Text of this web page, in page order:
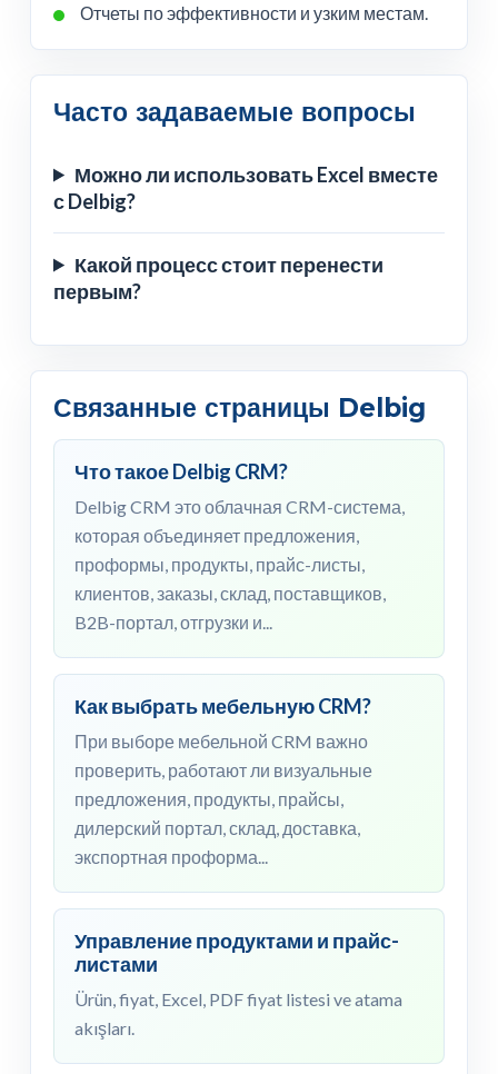
Отчеты по эффективности и узким местам.
Часто задаваемые вопросы
Можно ли использовать Excel вместе
с Delbig?
Какой процесс стоит перенести
первым?
Связанные страницы Delbig
Что такое Delbig CRM?
Delbig CRM это облачная CRM-система,
которая объединяет предложения,
проформы, продукты, прайс-листы,
клиентов, заказы, склад, поставщиков,
B2B-портал, отгрузки и...
Как выбрать мебельную CRM?
При выборе мебельной CRM важно
проверить, работают ли визуальные
предложения, продукты, прайсы,
дилерский портал, склад, доставка,
экспортная проформа...
Управление продуктами и прайс-
листами
Ürün, fiyat, Excel, PDF fiyat listesi ve atama
akışları.